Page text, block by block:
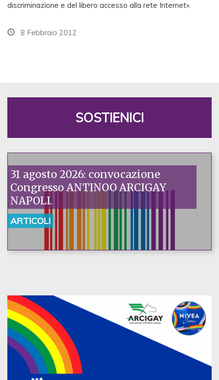
discriminazione e del libero accesso alla rete Internet».
8 Febbraio 2012
SOSTIENICI
31 agosto 2026: convocazione
Congresso ANTINOO ARCIGAY
NAPOLI.
ARTICOLI